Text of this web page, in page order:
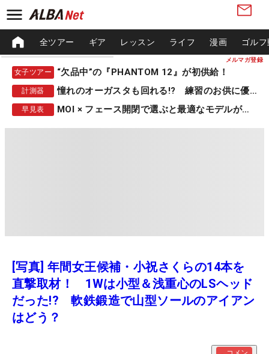
メルマガ登録
全ツアー ギア レッスン ライフ 漫画 ゴル
女子ツアー “欠品中”の『PHANTOM 12』が初供給！
計測器 憧れのオーガスタも回れる!? 練習のお供に優秀な一品
早見表 MOI × フェース開閉で選ぶと最適なモデルが見つかる
[写真] 年間女王候補・小祝さくらの14本を
直撃取材！ 1Wは小型＆浅重心のLSヘッド
だった!? 軟鉄鍛造で山型ソールのアイアン
はどう？